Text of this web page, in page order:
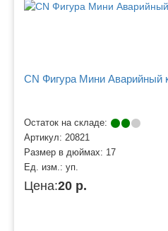
CN Фигура Мини Аварийный
Остаток на складе:
Артикул: 20821
Размер в дюймах: 17
Ед. изм.: уп.
Цена:20 р.